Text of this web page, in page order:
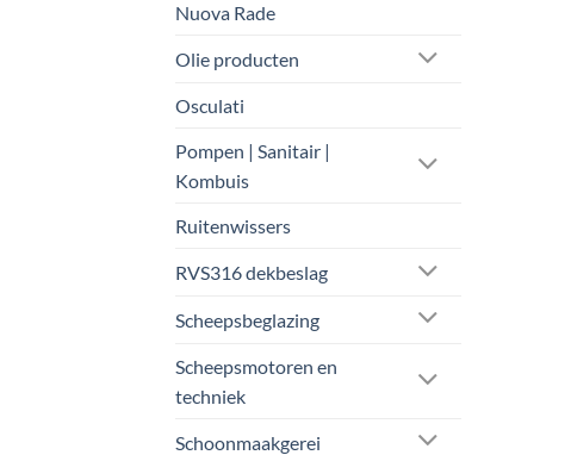
Nuova Rade
Olie producten
Osculati
Pompen | Sanitair |
Kombuis
Ruitenwissers
RVS316 dekbeslag
Scheepsbeglazing
Scheepsmotoren en
techniek
Schoonmaakgerei